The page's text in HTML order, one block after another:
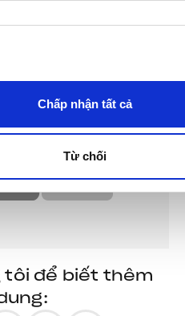
Chấp nhận tất cả
Từ chối
tôi để biết thêm